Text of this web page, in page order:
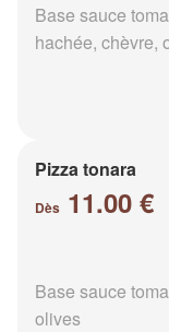
Base sauce
hachée, chèvre,
Pizza tonara
Dès 11.00 €
Base sauce
olives